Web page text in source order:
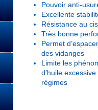
Pouvoir anti-
Excellente
Résistance au
Très bonne
Permet
des vidanges
Limite les
d’huile
régimes